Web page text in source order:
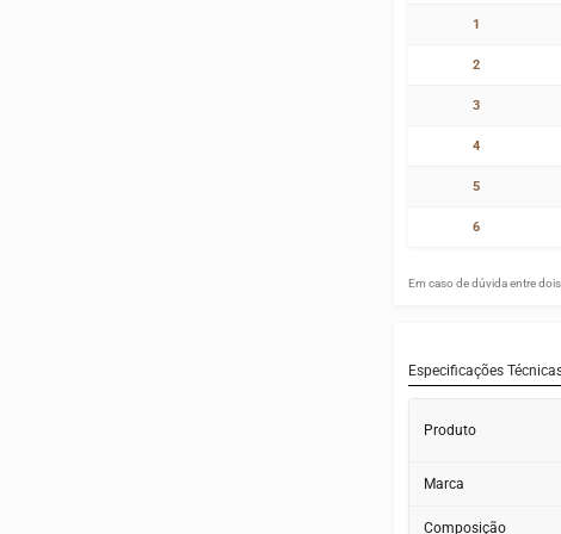
1
2
3
4
5
6
Em caso de dúvida entre
Especificações
Produto
Marca
Composição